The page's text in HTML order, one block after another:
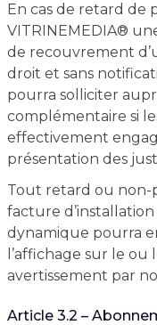
En cas de retard de
VITRINEMEDIA®
de recouvrement
droit et sans
pourra solliciter
complémentaire si
effectivement
présentation des
Tout retard ou non-
facture
dynamique pourra
l’affichage sur le
avertissement par
Article 3.2 –